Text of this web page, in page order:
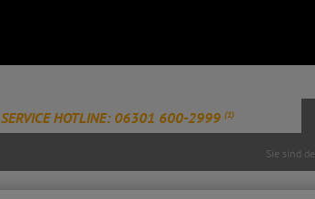
SERVICE HOTLINE: 06301 600-2999 (1)
Sie sind